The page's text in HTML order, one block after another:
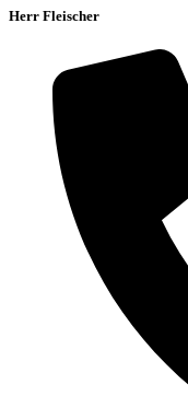
Herr Fleischer